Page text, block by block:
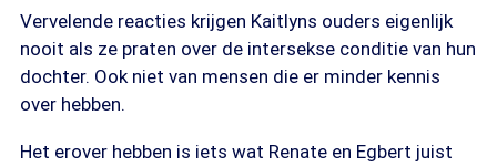
Vervelende reacties krijgen Kaitlyns ouders eigenlijk
nooit als ze praten over de intersekse conditie van hun
dochter. Ook niet van mensen die er minder kennis
over hebben.
Het erover hebben is iets wat Renate en Egbert juist